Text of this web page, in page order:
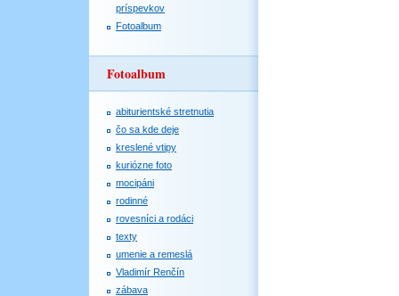
príspevkov
Fotoalbum
Fotoalbum
abiturientské stretnutia
čo sa kde deje
kreslené vtipy
kuriózne foto
mocipáni
rodinné
rovesníci a rodáci
texty
umenie a remeslá
Vladimír Renčín
zábava